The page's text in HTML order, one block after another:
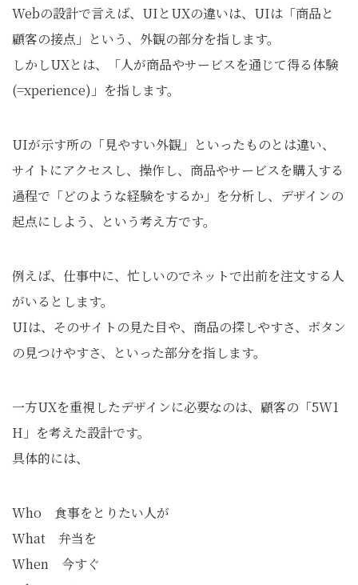
Webの設計で言えば、UIとUXの違いは、UIは「商品と
顧客の接点」という、外観の部分を指します。
しかしUXとは、「人が商品やサービスを通じて得る体験
(=xperience)」を指します。
UIが示す所の「見やすい外観」といったものとは違い、
サイトにアクセスし、操作し、商品やサービスを購入する
過程で「どのような経験をするか」を分析し、デザインの
起点にしよう、という考え方です。
例えば、仕事中に、忙しいのでネットで出前を注文する人
がいるとします。
UIは、そのサイトの見た目や、商品の探しやすさ、ボタン
の見つけやすさ、といった部分を指します。
一方UXを重視したデザインに必要なのは、顧客の「5W1
H」を考えた設計です。
具体的には、
Who 食事をとりたい人が
What 弁当を
When 今すぐ